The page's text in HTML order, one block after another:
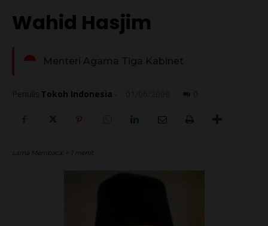
Wahid Hasjim
Menteri Agama Tiga Kabinet
Tokoh Indonesia
Lama Membaca: < 1 menit